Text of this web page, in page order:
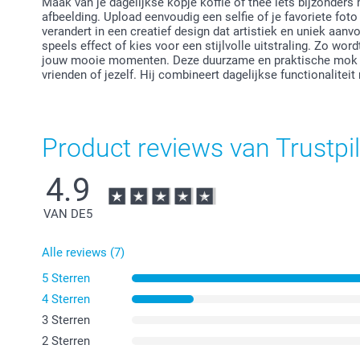
afbeelding. Upload eenvoudig een selfie of je favoriete
verandert in een creatief design dat artistiek en uniek
speels effect of kies voor een stijlvolle uitstraling. Zo
jouw mooie momenten. Deze duurzame en praktische
vrienden of jezelf. Hij combineert dagelijkse
Product reviews van
4.9
VAN DE5
Alle reviews (7)
5 Sterren
4 Sterren
3 Sterren
2 Sterren